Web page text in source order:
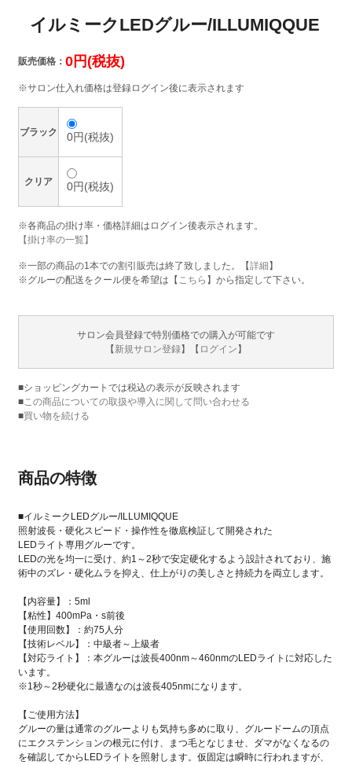
イルミークLEDグルー/ILLUMIQQUE
販売価格： 0円(税抜)
※サロン仕入れ価格は登録ログイン後に表示されます
ブラック 0円(税抜)
クリア 0円(税抜)
※各商品の掛け率・価格詳細はログイン後表示されます。
【掛け率の一覧】
※一部の商品の1本での割引販売は終了致しました。【詳細 】
※グルーの配送をクール便を希望は【 こちら 】から指定して下さい。
サロン会員登録で特別価格での購入が可能です
【 新規サロン登録】【 ログイン 】
■ショッピングカートでは税込の表示が反映されます
■この商品についての取扱や導入に関して問い合わせる
■買い物を続ける
商品の特徴
■イルミークLEDグルー/ILLUMIQQUE
照射波長・硬化スピード・操作性を徹底検証して開発された
LEDライト専用グルーです。
LEDの光を均一に受け、約1～2秒で安定硬化するよう設計されており、施
術中のズレ・硬化ムラを抑え、仕上がりの美しさと持続力を両立します。
【内容量】：5ml
【粘性】400mPa・s前後
【使用回数】：約75人分
【技術レベル】：中級者～上級者
【対応ライト】：本グルーは波長400nm～460nmのLEDライトに対応した
います。
※1秒～2秒硬化に最適なのは波長405nmになります。
【ご使用方法】
グルーの量は通常のグルーよりも気持ち多めに取り、グルードームの頂点
にエクステンションの根元に付け、まつ毛となじませ、ダマがなくなるの
を確認してからLEDライトを照射します。仮固定は瞬時に行われますが、